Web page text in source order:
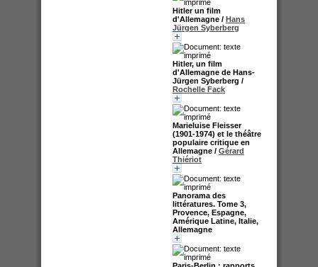
Hitler un film
d'Allemagne / Hans
Jürgen Syberberg
Hitler, un film
d'Allemagne de Hans-
Jürgen Syberberg /
Rochelle Fack
Marieluise Fleisser
(1901-1974) et le théâtre
populaire critique en
Allemagne / Gérard
Thiériot
Panorama des
littératures. Tome 3,
Provence, Espagne,
Amérique Latine, Italie,
Allemagne